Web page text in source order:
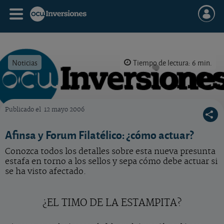
Noticias Tiempo de lectura: 6 min.
Publicado el 12 mayo 2006
Afinsa y Forum Filatélico: ¿cómo actuar?
Conozca todos los detalles sobre esta nueva presunta
estafa en torno a los sellos y sepa cómo debe actuar si
se ha visto afectado.
¿EL TIMO DE LA ESTAMPITA?